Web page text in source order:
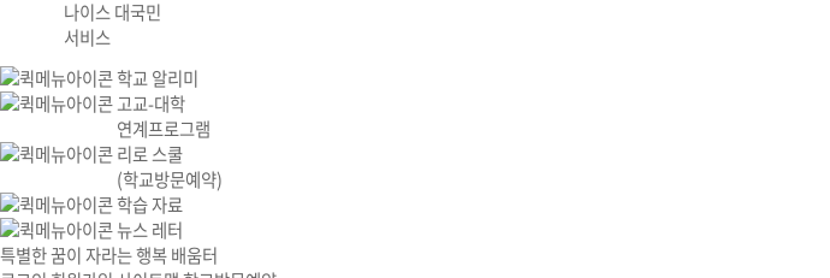
나이스 대국민
서비스
학교 알리미
고교-대학
연계프로그램
리로 스쿨
(학교방문예약)
학습 자료
뉴스 레터
특별한 꿈이 자라는 행복 배움터